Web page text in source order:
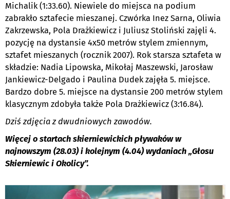
Michalik (1:33.60). Niewiele do miejsca na podium
zabrakło sztafecie mieszanej. Czwórka Inez Sarna, Oliwia
Zakrzewska, Pola Drażkiewicz i Juliusz Stoliński zajęli 4.
pozycję na dystansie 4x50 metrów stylem zmiennym,
sztafet mieszanych (rocznik 2007). Rok starsza sztafeta w
składzie: Nadia Lipowska, Mikołaj Maszewski, Jarosław
Jankiewicz-Delgado i Paulina Dudek zajęła 5. miejsce.
Bardzo dobre 5. miejsce na dystansie 200 metrów stylem
klasycznym zdobyła także Pola Drażkiewicz (3:16.84).
Dziś zdjęcia z dwudniowych zawodów.
Więcej o startach skierniewickich pływaków w
najnowszym (28.03) i kolejnym (4.04) wydaniach „Głosu
Skierniewic i Okolicy”.